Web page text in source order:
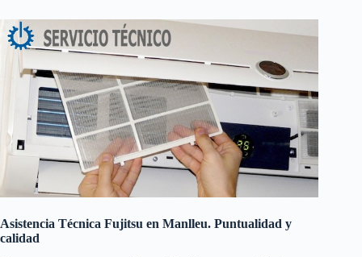
Asistencia Técnica Fujitsu en Manlleu. Puntualidad y
calidad